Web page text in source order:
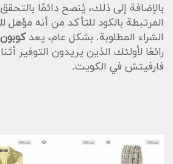
بالإضافة إلى ذلك، يُنصح دائمًا
المرتبطة بالكود للتأكد من أنه مؤهل
الشراء المطلوبة. بشكل عام، يعد
رائعًا لأولئك الذين يريدون التوفير
فارفيتش في الكويت.